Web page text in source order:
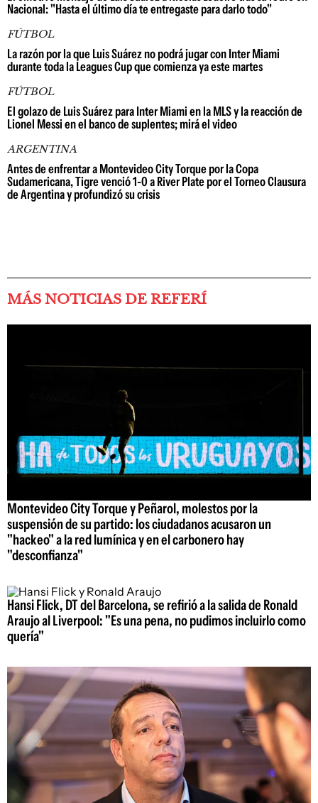
Nacional: "Hasta el último día te entregaste para darlo todo"
FÚTBOL
La razón por la que Luis Suárez no podrá jugar con Inter Miami
durante toda la Leagues Cup que comienza ya este martes
FÚTBOL
El golazo de Luis Suárez para Inter Miami en la MLS y la reacción de
Lionel Messi en el banco de suplentes; mirá el video
ARGENTINA
Antes de enfrentar a Montevideo City Torque por la Copa
Sudamericana, Tigre venció 1-0 a River Plate por el Torneo Clausura
de Argentina y profundizó su crisis
MÁS NOTICIAS DE REFERÍ
Montevideo City Torque y Peñarol, molestos por la
suspensión de su partido: los ciudadanos acusaron un
"hackeo" a la red lumínica y en el carbonero hay
"desconfianza"
Hansi Flick, DT del Barcelona, se refirió a la salida de Ronald
Araujo al Liverpool: "Es una pena, no pudimos incluirlo como
quería"